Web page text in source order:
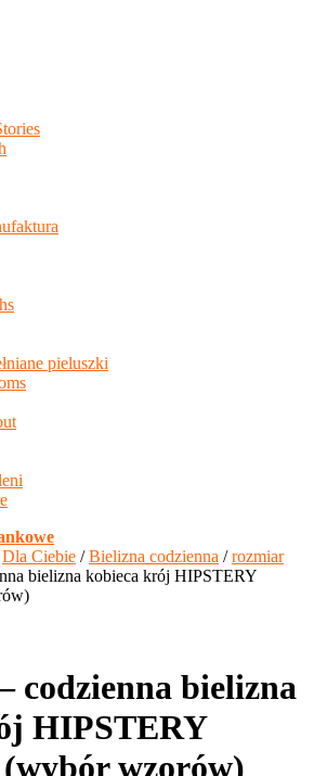
pieluszki
Dla Ciebie /Bielizna codzienna /rozmiar
bielizna kobieca krój HIPSTERY
codzienna bielizna
HIPSTERY
wzorów)